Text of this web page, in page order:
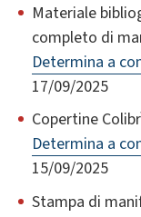
Materiale
completo di
Determina a
17/09/2025
Copertine
Determina a
15/09/2025
Stampa di